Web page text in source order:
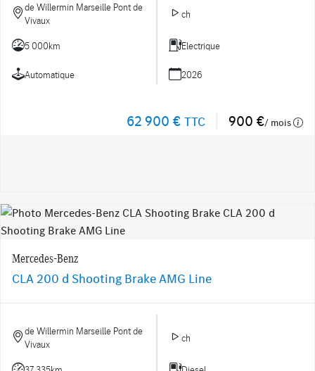
de Willermin Marseille Pont de
Vivaux
ch
5 000km Electrique
Automatique 2026
62 900 € TTC 900 €/ mois
Mercedes-Benz
CLA 200 d Shooting Brake AMG Line
de Willermin Marseille Pont de
Vivaux
ch